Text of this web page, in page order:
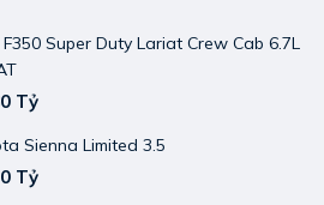
Super Duty Lariat Crew Cab 6.7L
Tỷ
Sienna Limited 3.5
Tỷ